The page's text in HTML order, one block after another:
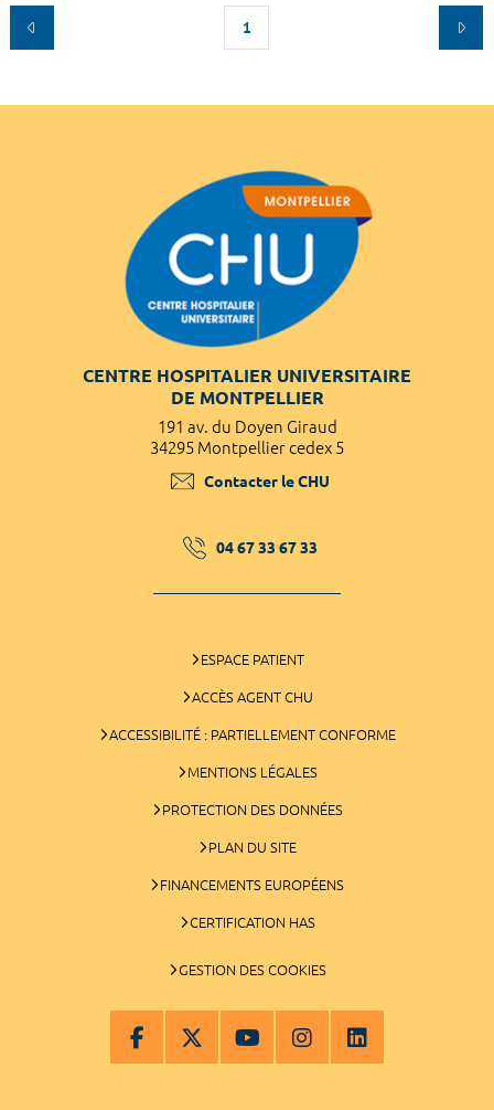
1
CENTRE HOSPITALIER UNIVERSITAIRE
DE MONTPELLIER
191 av. du Doyen Giraud
34295 Montpellier cedex 5
Contacter le CHU
04 67 33 67 33
ESPACE PATIENT
ACCÈS AGENT CHU
ACCESSIBILITÉ : PARTIELLEMENT CONFORME
MENTIONS LÉGALES
PROTECTION DES DONNÉES
PLAN DU SITE
FINANCEMENTS EUROPÉENS
CERTIFICATION HAS
GESTION DES COOKIES